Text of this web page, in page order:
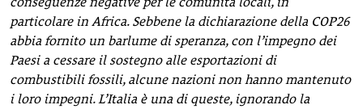
particolare in Africa. Sebbene la dichiarazione della COP26
abbia fornito un barlume di speranza, con l’impegno dei
Paesi a cessare il sostegno alle esportazioni di
combustibili fossili, alcune nazioni non hanno mantenuto
i loro impegni. L’Italia è una di queste, ignorando la